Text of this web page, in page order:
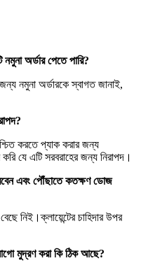
অর্ডার পেতে পারি?
নমুনা অর্ডারকে স্বাগত জানাই,
করতে প্যাক করার জন্য
যে এটি সরবরাহের জন্য নিরাপদ।
এবং পৌঁছাতে কতক্ষণ ডোজ
নিই।ক্লায়েন্টের চাহিদার উপর
মুদ্রণ করা কি ঠিক আছে?